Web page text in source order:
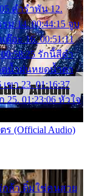
คำรำพัน 12.
ม 14. 00:44:15 จูบ
อะ 16. 00:51:11
รักนี้สีดำ
าดน้ำฝนหยดน้ำตา
ขา 23. 01:16:37
01:23:06 หัวใจ
ร (Official Audio)
กล้า ติ๋มใช่คนสวย